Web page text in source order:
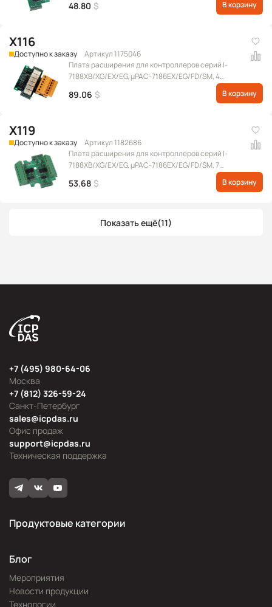
48.80 $ В корзину
X116
Доступно к заказу
Артикул 1175046
Плата расширения для контроллеров серий I-
7188XB/XG/EX/EG, μPAC-7186EX/EG/FD/SM, 4
89.06 $ В корзину
X119
Доступно к заказу
Артикул 1182686
Плата расширения для контроллеров серий I-
7188XB/XG/EX/EG, μPAC-7186EX/EG/FD/SM, 7
53.68 $ В корзину
Показать ещё(11)
Москва
+7 (495) 980-64-06
Офис продаж
sales@icpdas.ru
Санкт-Петербург
+7 (812) 326-59-24
Техническая поддержка
support@icpdas.ru
Продуктовые категории
Блог
Мероприятия
Новости продукции
Технологии